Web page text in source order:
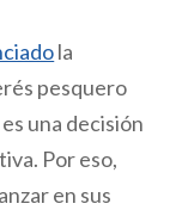
la
pesquero
una decisión
Por eso,
en sus